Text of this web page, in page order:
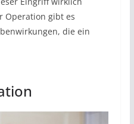
Operation gibt es
die ein